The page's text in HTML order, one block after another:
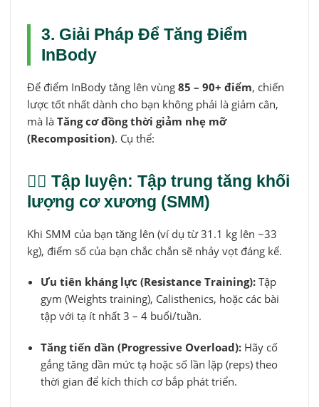
3. Giải Pháp Để Tăng Điểm
InBody
Để điểm InBody tăng lên vùng 85 – 90+ điểm, chiến
lược tốt nhất dành cho bạn không phải là giảm cân,
mà là Tăng cơ đồng thời giảm nhẹ mỡ
(Recomposition). Cụ thể:
🏋️‍♂️ Tập luyện: Tập trung tăng khối
lượng cơ xương (SMM)
Khi SMM của bạn tăng lên (ví dụ từ 31.1 kg lên ~33
kg), điểm số của bạn chắc chắn sẽ nhảy vọt đáng kể.
Ưu tiên kháng lực (Resistance Training): Tập
gym (Weights training), Calisthenics, hoặc các bài
tập với tạ ít nhất 3 – 4 buổi/tuần.
Tăng tiến dần (Progressive Overload): Hãy cố
gắng tăng dần mức tạ hoặc số lần lặp (reps) theo
thời gian để kích thích cơ bắp phát triển.